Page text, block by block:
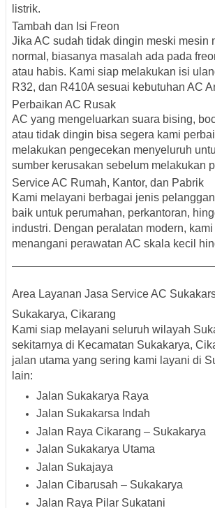
listrik.
Tambah dan Isi Freon
Jika AC sudah tidak dingin meski mesin
normal, biasanya masalah ada pada
atau habis. Kami siap melakukan isi
R32, dan R410A sesuai kebutuhan AC
Perbaikan AC Rusak
AC yang mengeluarkan suara bising,
atau tidak dingin bisa segera kami
melakukan pengecekan menyeluruh
sumber kerusakan sebelum melakukan
Service AC Rumah, Kantor, dan Pabrik
Kami melayani berbagai jenis
baik untuk perumahan, perkantoran,
industri. Dengan peralatan modern, kami
menangani perawatan AC skala kecil
Area Layanan Jasa Service AC
Sukakarya, Cikarang
Kami siap melayani seluruh wilayah
sekitarnya di Kecamatan Sukakarya,
jalan utama yang sering kami layani di
lain:
Jalan Sukakarya Raya
Jalan Sukakarsa Indah
Jalan Raya Cikarang – Sukakarya
Jalan Sukakarya Utama
Jalan Sukajaya
Jalan Cibarusah – Sukakarya
Jalan Raya Pilar Sukatani